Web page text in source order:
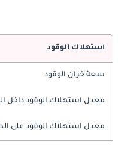
استهلاك الوقود
سعة خزان الوقود
معدل استهلاك الوقود داخل
معدل استهلاك الوقود على